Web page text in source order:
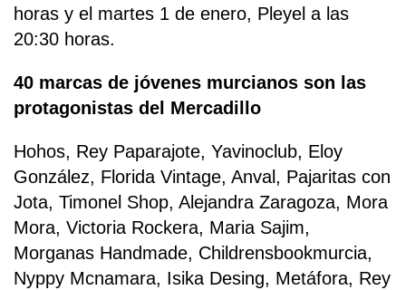
horas y el martes 1 de enero, Pleyel a las
20:30 horas.
40 marcas de jóvenes murcianos son las
protagonistas del Mercadillo
Hohos, Rey Paparajote, Yavinoclub, Eloy
González, Florida Vintage, Anval, Pajaritas con
Jota, Timonel Shop, Alejandra Zaragoza, Mora
Mora, Victoria Rockera, Maria Sajim,
Morganas Handmade, Childrensbookmurcia,
Nyppy Mcnamara, Isika Desing, Metáfora, Rey